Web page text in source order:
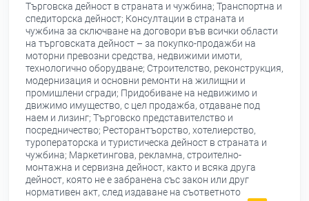
Търговска дейност в страната и чужбина; Транспортна и
спедиторска дейност; Консултации в страната и
чужбина за сключване на договори във всички области
на търговската дейност – за покупко-продажби на
моторни превозни средства, недвижими имоти,
технологично оборудване; Строителство, реконструкция,
модернизация и основни ремонти на жилищни и
промишлени сгради; Придобиване на недвижимо и
движимо имущество, с цел продажба, отдаване под
наем и лизинг; Търговско представителство и
посредничество; Ресторантъорство, хотелиерство,
туроператорска и туристическа дейност в страната и
чужбина; Маркетингова, рекламна, строително-
монтажна и сервизна дейност, както и всяка друга
дейност, която не е забранена със закон или друг
нормативен акт, след издаване на съответното